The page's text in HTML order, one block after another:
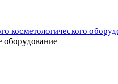
оборудование